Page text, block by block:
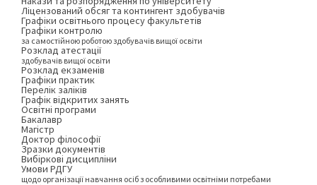
Ліцензований обсяг та контингент здобувачів
Графіки освітнього процесу факультетів
Графіки контролю
за самостійною роботою здобувачів вищої освіти
Розклад атестації
здобувачів вищої освіти
Розклад екзаменів
Графіки практик
Перелік заліків
Графік відкритих занять
Освітні програми
Бакалавр
Магістр
Доктор філософії
Зразки документів
Вибіркові дисципліни
Умови РДГУ
щодо організації навчання осіб з особливими освітніми потребами